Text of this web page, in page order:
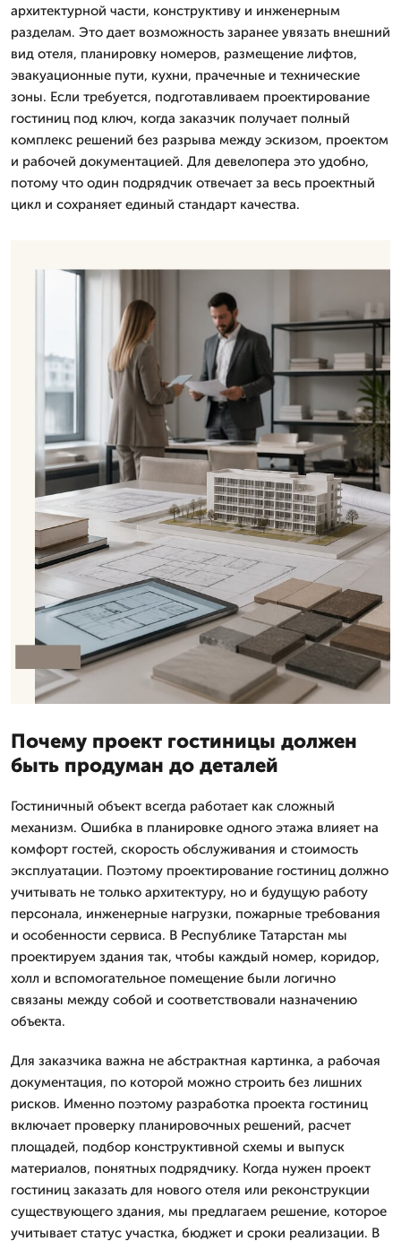
архитектурной части, конструктиву и инженерным
разделам. Это дает возможность заранее увязать внешний
вид отеля, планировку номеров, размещение лифтов,
эвакуационные пути, кухни, прачечные и технические
зоны. Если требуется, подготавливаем проектирование
гостиниц под ключ, когда заказчик получает полный
комплекс решений без разрыва между эскизом, проектом
и рабочей документацией. Для девелопера это удобно,
потому что один подрядчик отвечает за весь проектный
цикл и сохраняет единый стандарт качества.
Почему проект гостиницы должен
быть продуман до деталей
Гостиничный объект всегда работает как сложный
механизм. Ошибка в планировке одного этажа влияет на
комфорт гостей, скорость обслуживания и стоимость
эксплуатации. Поэтому проектирование гостиниц должно
учитывать не только архитектуру, но и будущую работу
персонала, инженерные нагрузки, пожарные требования
и особенности сервиса. В Республике Татарстан мы
проектируем здания так, чтобы каждый номер, коридор,
холл и вспомогательное помещение были логично
связаны между собой и соответствовали назначению
объекта.
Для заказчика важна не абстрактная картинка, а рабочая
документация, по которой можно строить без лишних
рисков. Именно поэтому разработка проекта гостиниц
включает проверку планировочных решений, расчет
площадей, подбор конструктивной схемы и выпуск
материалов, понятных подрядчику. Когда нужен проект
гостиниц заказать для нового отеля или реконструкции
существующего здания, мы предлагаем решение, которое
учитывает статус участка, бюджет и сроки реализации. В